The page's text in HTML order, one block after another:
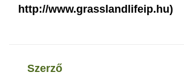
http://www.grasslandlifeip.hu)
szerző